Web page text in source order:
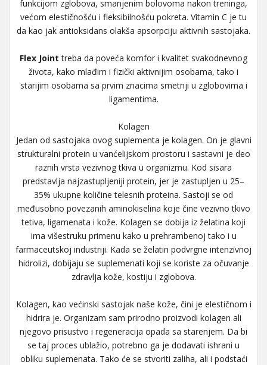
funkcijom zglobova, smanjenim bolovoma nakon treninga,
većom elestičnošću i fleksibilnošću pokreta. Vitamin C je tu
da kao jak antioksidans olakša apsorpciju aktivnih sastojaka.
Flex Joint treba da poveća komfor i kvalitet svakodnevnog
života, kako mlađim i fizički aktivnijim osobama, tako i
starijim osobama sa prvim znacima smetnji u zglobovima i
ligamentima.
Kolagen
Jedan od sastojaka ovog suplementa je kolagen. On je glavni
strukturalni protein u vanćelijskom prostoru i sastavni je deo
raznih vrsta vezivnog tkiva u organizmu. Kod sisara
predstavlja najzastupljeniji protein, jer je zastupljen u 25–
35% ukupne količine telesnih proteina. Sastoji se od
međusobno povezanih aminokiselina koje čine vezivno tkivo
tetiva, ligamenata i kože. Kolagen se dobija iz želatina koji
ima višestruku primenu kako u prehrambenoj tako i u
farmaceutskoj industriji. Kada se želatin podvrgne intenzivnoj
hidrolizi, dobijaju se suplemenati koji se koriste za očuvanje
zdravlja kože, kostiju i zglobova.
Kolagen, kao većinski sastojak naše kože, čini je elestičnom i
hidrira je. Organizam sam prirodno proizvodi kolagen ali
njegovo prisustvo i regeneracija opada sa starenjem. Da bi
se taj proces ublažio, potrebno ga je dodavati ishrani u
obliku suplemenata. Tako će se stvoriti zaliha, ali i podstaći